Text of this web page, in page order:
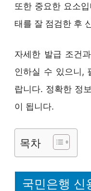
또한 중요한 요소
태를 잘 점검한 후
자세한 발급 조건
인하실 수 있으니,
랍니다. 정확한 정
이 됩니다.
목차
국민은행 신